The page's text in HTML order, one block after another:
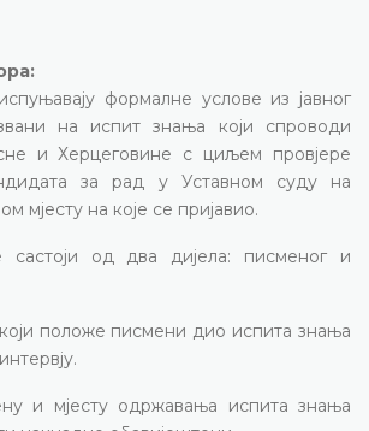
формалне услове из јавног
на испит знања који спроводи
и Херцеговине с циљем провјере
за рад у Уставном суду на
мјесту на које се пријавио.
од два дијела: писменог и
положе писмени дио испита знања
и мјесту одржавања испита знања